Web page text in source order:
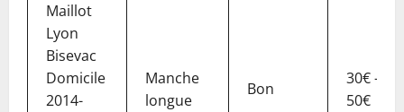
Maillot
Lyon
Bisevac
Domicile
2014-
Manche
longue
Bon
30€ –
50€